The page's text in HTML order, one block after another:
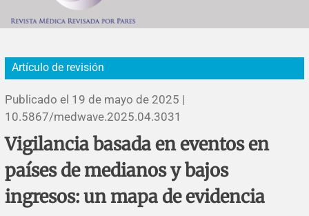
De los editores
Editoriales
Comentarios
Estudios originales
Artículo de revisión
Publicado el 19 de mayo de 2025 |
10.5867/medwave.2025.04.3031
Vigilancia basada en eventos en
países de medianos y bajos
ingresos: un mapa de evidencia